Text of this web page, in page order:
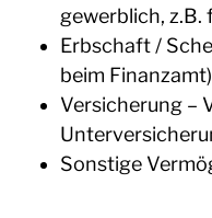
gewerblich,
Erbschaft /
beim Finanzamt)
Versicherung –
Sonstige